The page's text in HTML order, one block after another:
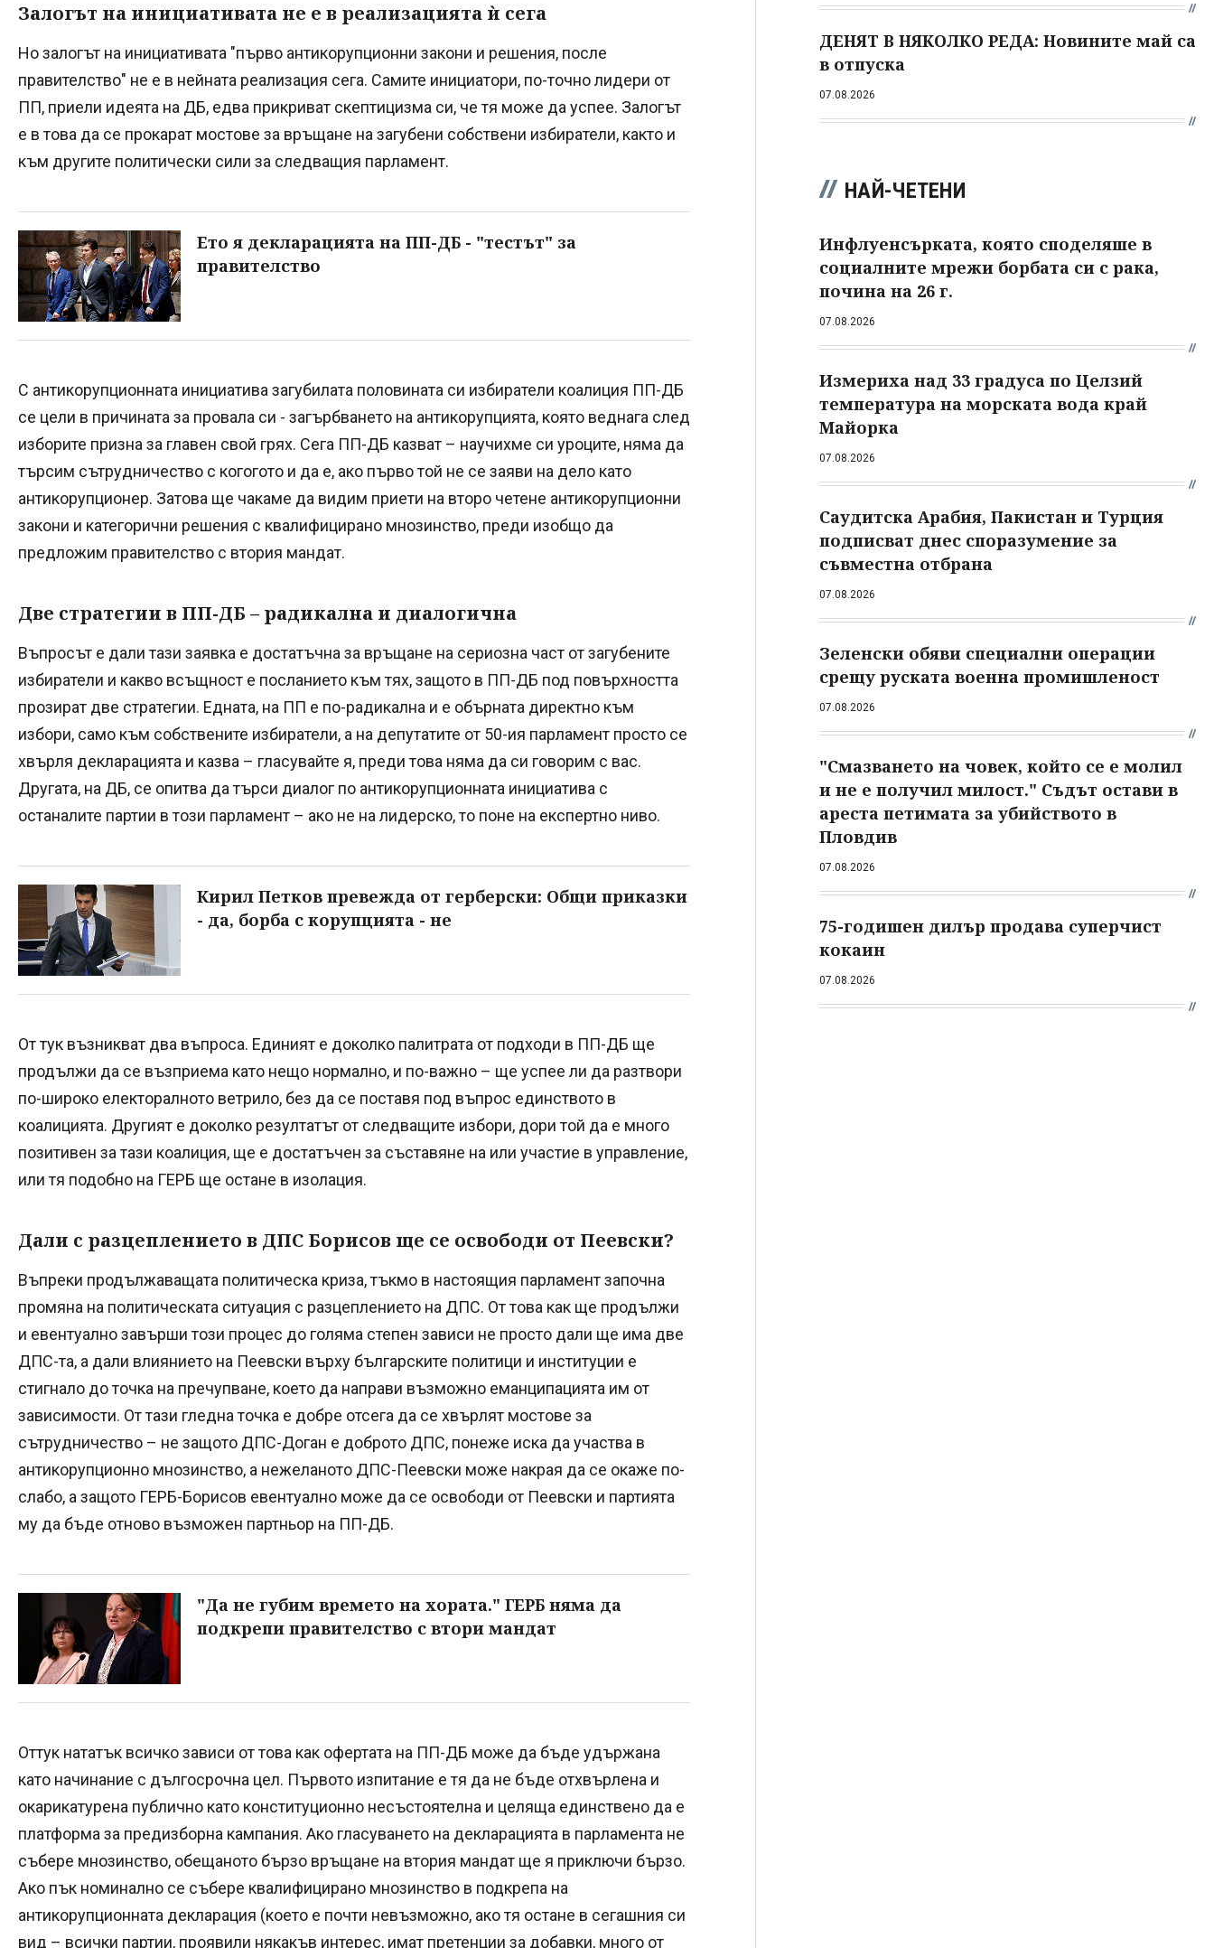
Залогът на инициативата не е в реализацията ѝ сега
Но залогът на инициативата "първо антикорупционни закони и решения, после
правителство" не е в нейната реализация сега. Самите инициатори, по-точно лидери от
ПП, приели идеята на ДБ, едва прикриват скептицизма си, че тя може да успее. Залогът
е в това да се прокарат мостове за връщане на загубени собствени избиратели, както и
към другите политически сили за следващия парламент.
Ето я декларацията на ПП-ДБ - "тестът" за
правителство
С антикорупционната инициатива загубилата половината си избиратели коалиция ПП-ДБ
се цели в причината за провала си - загърбването на антикорупцията, която веднага след
изборите призна за главен свой грях. Сега ПП-ДБ казват – научихме си уроците, няма да
търсим сътрудничество с когогото и да е, ако първо той не се заяви на дело като
антикорупционер. Затова ще чакаме да видим приети на второ четене антикорупционни
закони и категорични решения с квалифицирано мнозинство, преди изобщо да
предложим правителство с втория мандат.
Две стратегии в ПП-ДБ – радикална и диалогична
Въпросът е дали тази заявка е достатъчна за връщане на сериозна част от загубените
избиратели и какво всъщност е посланието към тях, защото в ПП-ДБ под повърхността
прозират две стратегии. Едната, на ПП е по-радикална и е обърната директно към
избори, само към собствените избиратели, а на депутатите от 50-ия парламент просто се
хвърля декларацията и казва – гласувайте я, преди това няма да си говорим с вас.
Другата, на ДБ, се опитва да търси диалог по антикорупционната инициатива с
останалите партии в този парламент – ако не на лидерско, то поне на експертно ниво.
Кирил Петков превежда от герберски: Общи приказки
- да, борба с корупцията - не
От тук възникват два въпроса. Единият е доколко палитрата от подходи в ПП-ДБ ще
продължи да се възприема като нещо нормално, и по-важно – ще успее ли да разтвори
по-широко електоралното ветрило, без да се поставя под въпрос единството в
коалицията. Другият е доколко резултатът от следващите избори, дори той да е много
позитивен за тази коалиция, ще е достатъчен за съставяне на или участие в управление,
или тя подобно на ГЕРБ ще остане в изолация.
Дали с разцеплението в ДПС Борисов ще се освободи от Пеевски?
Въпреки продължаващата политическа криза, тъкмо в настоящия парламент започна
промяна на политическата ситуация с разцеплението на ДПС. От това как ще продължи
и евентуално завърши този процес до голяма степен зависи не просто дали ще има две
ДПС-та, а дали влиянието на Пеевски върху българските политици и институции е
стигнало до точка на пречупване, което да направи възможно еманципацията им от
зависимости. От тази гледна точка е добре отсега да се хвърлят мостове за
сътрудничество – не защото ДПС-Доган е доброто ДПС, понеже иска да участва в
антикорупционно мнозинство, а нежеланото ДПС-Пеевски може накрая да се окаже по-
слабо, а защото ГЕРБ-Борисов евентуално може да се освободи от Пеевски и партията
му да бъде отново възможен партньор на ПП-ДБ.
"Да не губим времето на хората." ГЕРБ няма да
подкрепи правителство с втори мандат
Оттук нататък всичко зависи от това как офертата на ПП-ДБ може да бъде удържана
като начинание с дългосрочна цел. Първото изпитание е тя да не бъде отхвърлена и
окарикатурена публично като конституционно несъстоятелна и целяща единствено да е
платформа за предизборна кампания. Ако гласуването на декларацията в парламента не
събере мнозинство, обещаното бързо връщане на втория мандат ще я приключи бързо.
Ако пък номинално се събере квалифицирано мнозинство в подкрепа на
антикорупционната декларация (което е почти невъзможно, ако тя остане в сегашния си
вид – всички партии, проявили някакъв интерес, имат претенции за добавки, много от
ДЕНЯТ В НЯКОЛКО РЕДА: Новините май са
в отпуска
07.08.2026
НАЙ-ЧЕТЕНИ
Инфлуенсърката, която споделяше в
социалните мрежи борбата си с рака,
почина на 26 г.
07.08.2026
Измериха над 33 градуса по Целзий
температура на морската вода край
Майорка
07.08.2026
Саудитска Арабия, Пакистан и Турция
подписват днес споразумение за
съвместна отбрана
07.08.2026
Зеленски обяви специални операции
срещу руската военна промишленост
07.08.2026
"Смазването на човек, който се е молил
и не е получил милост." Съдът остави в
ареста петимата за убийството в
Пловдив
07.08.2026
75-годишен дилър продава суперчист
кокаин
07.08.2026